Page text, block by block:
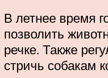
В летнее время
позволить
речке. Также
стричь собакам